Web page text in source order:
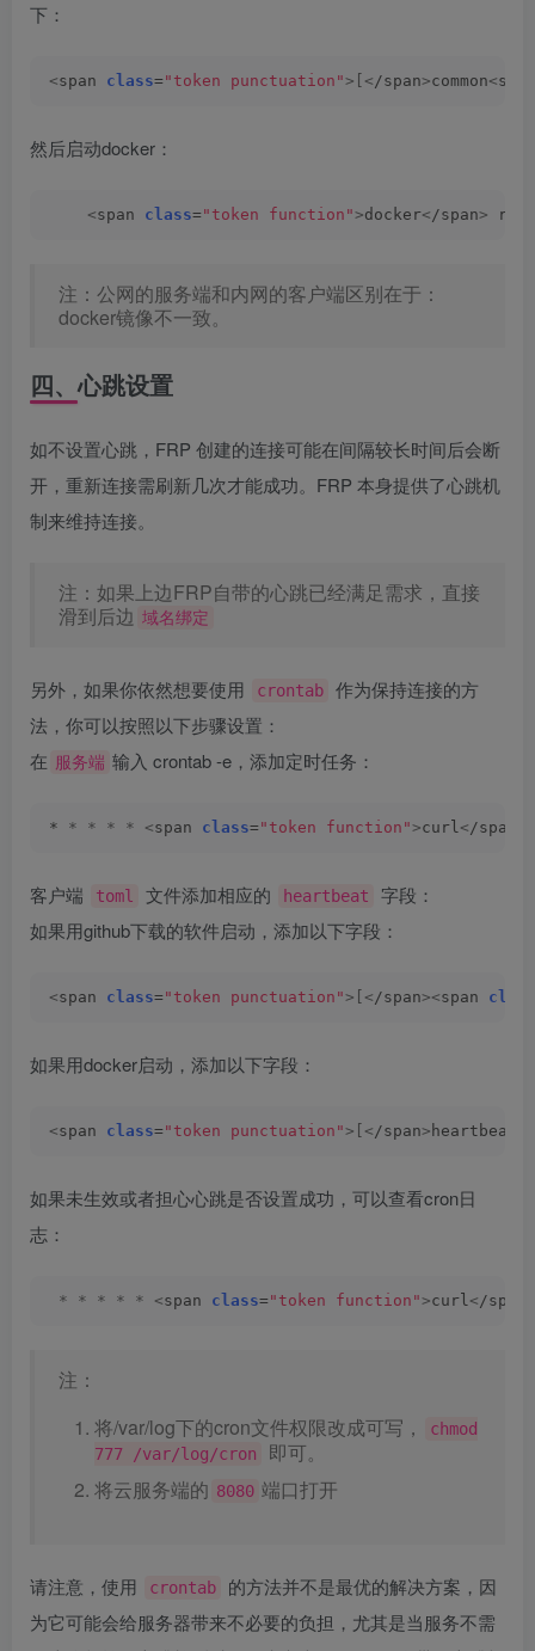
下：
<span class= "token punctuation">[< /span>common<
然后启动docker：
<span class= "token function">docker< /span> run
注：公网的服务端和内网的客户端区别在于：
docker镜像不一致。
四、心跳设置
如不设置心跳，FRP 创建的连接可能在间隔较长时间后会断
开，重新连接需刷新几次才能成功。FRP 本身提供了心跳机
制来维持连接。
注：如果上边FRP自带的心跳已经满足需求，直接
滑到后边 域名绑定
另外，如果你依然想要使用 crontab
作为保持连接的方
法，你可以按照以下步骤设置：
在 服务端 输入 crontab -e，添加定时任务：
* * * * * <span class= "token function">curl< /span
客户端 toml 文件添加相应的 heartbeat
字段：
如果用github下载的软件启动，添加以下字段：
<span class= "token punctuation">[< /span><span class
如果用docker启动，添加以下字段：
<span class= "token punctuation">[< /span> heartbeat
如果未生效或者担心心跳是否设置成功，可以查看cron日
志：
* * * * * <span class= "token function">curl< /span
注：
将/var/log下的cron文件权限改成可写，
chmod
777 /var/log/cron
即可。
将云服务端的 8080 端口打开
请注意，使用 crontab
的方法并不是最优的解决方案，因
为它可能会给服务器带来不必要的负担，尤其是当服务不需